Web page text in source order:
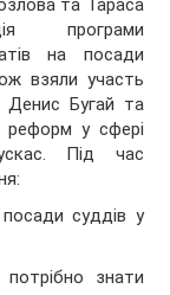
та Тараса
програми
на посади
взяли участь
Денис Бугай та
у сфері
Під час
суддів у
знати